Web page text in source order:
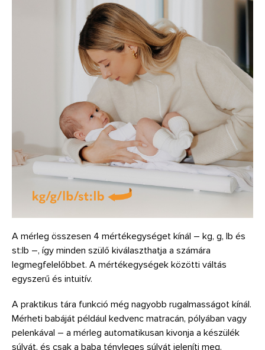
A mérleg összesen 4 mértékegységet kínál – kg, g, lb és
st:lb –, így minden szülő kiválaszthatja a számára
legmegfelelőbbet. A mértékegységek közötti váltás
egyszerű és intuitív.
A praktikus tára funkció még nagyobb rugalmasságot kínál.
Mérheti babáját például kedvenc matracán, pólyában vagy
pelenkával – a mérleg automatikusan kivonja a készülék
súlyát, és csak a baba tényleges súlyát jeleníti meg.